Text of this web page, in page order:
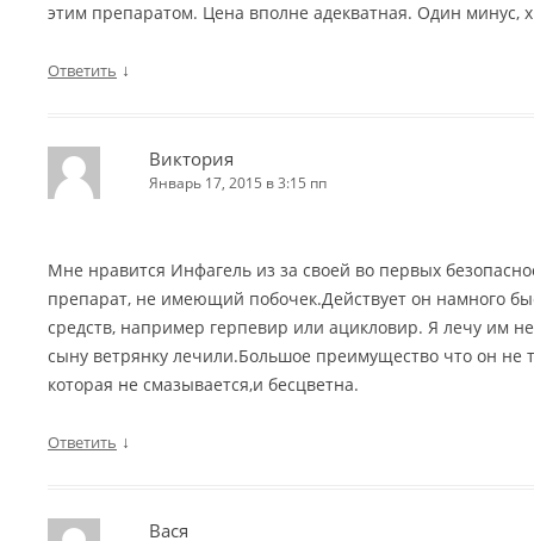
этим препаратом. Цена вполне адекватная. Один минус,
Ответить ↓
Виктория
Январь 17, 2015 в 3:15 пп
Мне нравится Инфагель из за своей во первых
препарат, не имеющий побочек.Действует он намного
средств, например герпевир или ацикловир. Я лечу им не
сыну ветрянку лечили.Большое преимущество что он не
которая не смазывается,и бесцветна.
Ответить ↓
Вася